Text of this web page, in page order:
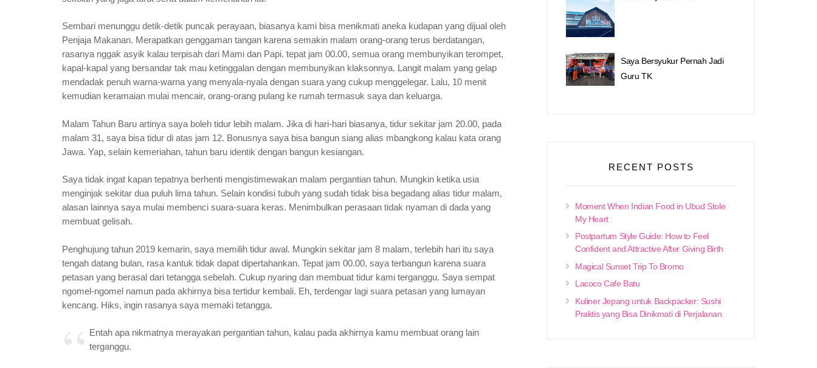
Sembari menunggu detik-detik puncak perayaan, biasanya kami bisa menikmati aneka kudapan yang dijual oleh
Penjaja Makanan. Merapatkan genggaman tangan karena semakin malam orang-orang terus berdatangan,
rasanya nggak asyik kalau terpisah dari Mami dan Papi. tepat jam 00.00, semua orang membunyikan terompet,
kapal-kapal yang bersandar tak mau ketinggalan dengan membunyikan klaksonnya. Langit malam yang gelap
mendadak penuh warna-warna yang menyala-nyala dengan suara yang cukup menggelegar. Lalu, 10 menit
kemudian keramaian mulai mencair, orang-orang pulang ke rumah termasuk saya dan keluarga.
Malam Tahun Baru artinya saya boleh tidur lebih malam. Jika di hari-hari biasanya, tidur sekitar jam 20.00, pada
malam 31, saya bisa tidur di atas jam 12. Bonusnya saya bisa bangun siang alias mbangkong kalau kata orang
Jawa. Yap, selain kemeriahan, tahun baru identik dengan bangun kesiangan.
Saya tidak ingat kapan tepatnya berhenti mengistimewakan malam pergantian tahun. Mungkin ketika usia
menginjak sekitar dua puluh lima tahun. Selain kondisi tubuh yang sudah tidak bisa begadang alias tidur malam,
alasan lainnya saya mulai membenci suara-suara keras. Menimbulkan perasaan tidak nyaman di dada yang
membuat gelisah.
Penghujung tahun 2019 kemarin, saya memilih tidur awal. Mungkin sekitar jam 8 malam, terlebih hari itu saya
tengah datang bulan, rasa kantuk tidak dapat dipertahankan. Tepat jam 00.00, saya terbangun karena suara
petasan yang berasal dari tetangga sebelah. Cukup nyaring dan membuat tidur kami terganggu. Saya sempat
ngomel-ngomel namun pada akhirnya bisa tertidur kembali. Eh, terdengar lagi suara petasan yang lumayan
kencang. Hiks, ingin rasanya saya memaki tetangga.
Entah apa nikmatnya merayakan pergantian tahun, kalau pada akhirnya kamu membuat orang lain
terganggu.
Saya Bersyukur Pernah Jadi
Guru TK
RECENT POSTS
Moment When Indian Food in Ubud Stole
My Heart
Postpartum Style Guide: How to Feel
Confident and Attractive After Giving Birth
Magical Sunset Trip To Bromo
Lacoco Cafe Batu
Kuliner Jepang untuk Backpacker: Sushi
Praktis yang Bisa Dinikmati di Perjalanan